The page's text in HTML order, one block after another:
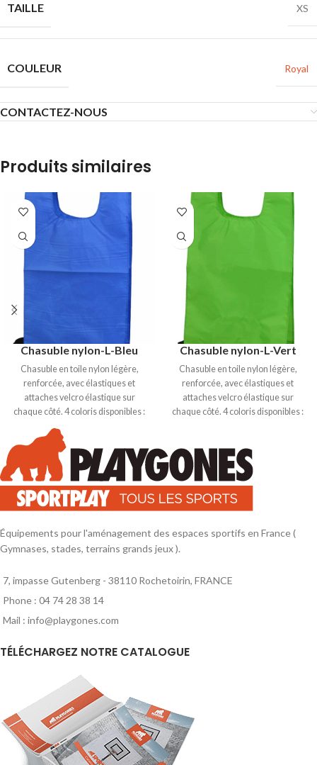
TAILLE
XS
COULEUR Royal
CONTACTEZ-NOUS
Produits similaires
Chasuble nylon-L-Bleu
Chasuble en toile nylon légère,
renforcée, avec élastiques et
attaches velcro élastique sur
chaque côté. 4 coloris disponibles :
Bleu, Rouge, Jaune et Vert. Taille S :
Hauteur 52 cm, largeur 29cm.
Taille M : Hauteur 56cm, largeur
31cm. Taille L : Hauteur 60cm,
largeur 35cm.
Chasuble nylon-L-Vert
Chasuble en toile nylon légère,
renforcée, avec élastiques et
attaches velcro élastique sur
chaque côté. 4 coloris disponibles :
Taille M : Hauteur 56cm, largeur
31cm. Taille L : Hauteur 60cm,
largeur 35cm.
Équipements pour l'aménagement des espaces sportifs en France (
Gymnases, stades, terrains grands jeux ).
7, impasse Gutenberg - 38110 Rochetoirin, FRANCE
Phone : 04 74 28 38 14
Mail : info@playgones.com
TÉLÉCHARGEZ NOTRE CATALOGUE